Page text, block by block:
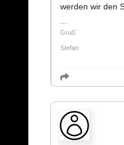
werden wir den
Gruß´
Stefan